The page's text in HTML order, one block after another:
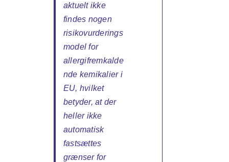
aktuelt ikke
findes nogen
risikovurderings
model for
allergifremkalde
nde kemikalier i
EU, hvilket
betyder, at der
heller ikke
automatisk
fastsættes
grænser for